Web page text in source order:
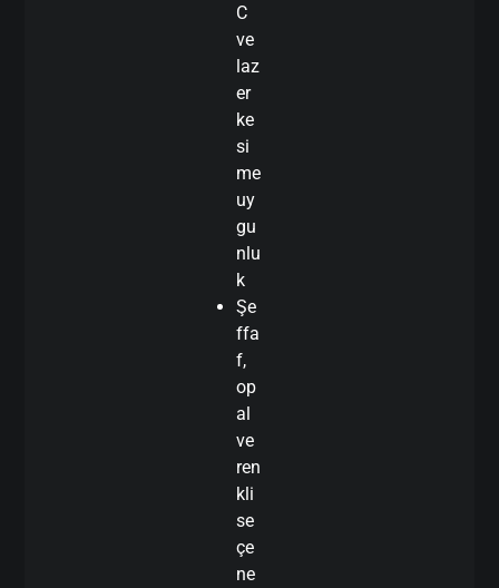
C
ve
laz
er
ke
si
me
uy
gu
nlu
k
Şe
ffa
f,
op
al
ve
ren
kli
se
çe
ne